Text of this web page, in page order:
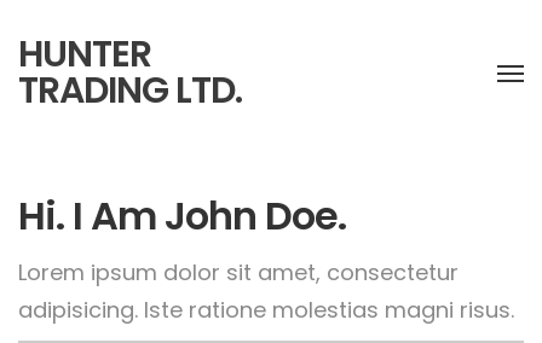
HUNTER
TRADING LTD.
Hi. I Am John Doe.
Lorem ipsum dolor sit amet, consectetur
adipisicing. Iste ratione molestias magni risus.